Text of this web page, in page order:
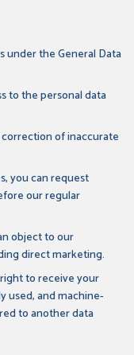
under the General Data
to the personal data
of inaccurate
you can request
our regular
object to our
direct marketing.
to receive your
used, and machine-
to another data